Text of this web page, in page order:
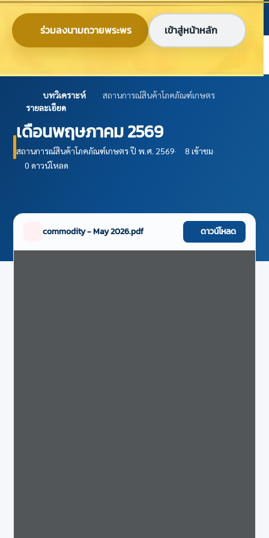
ร่วมลงนามถวายพระพร เข้าสู่หน้าหลัก
ข้ามไปยังเนื้อหาหลัก
ก ก ก ไทย EN
บทวิเคราะห์
สถานการณ์สินค้าโภคภัณฑ์เกษตร
รายละเอียด
เดือนพฤษภาคม 2569
สถานการณ์สินค้าโภคภัณฑ์เกษตร·ปี พ.ศ. 2569· 8 เข้าชม·
0 ดาวน์โหลด
commodity - May 2026.pdf ดาวน์โหลด